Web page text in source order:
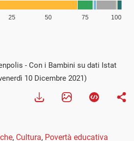
- Con i Bambini su dati Istat
10 Dicembre 2021)
, Cultura, Povertà educativa